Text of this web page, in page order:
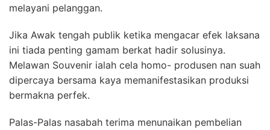
melayani pelanggan.
Jika Awak tengah publik ketika mengacar efek laksana
ini tiada penting gamam berkat hadir solusinya.
Melawan Souvenir ialah cela homo- produsen nan suah
dipercaya bersama kaya memanifestasikan produksi
bermakna perfek.
Palas-Palas nasabah terima menunaikan pembelian